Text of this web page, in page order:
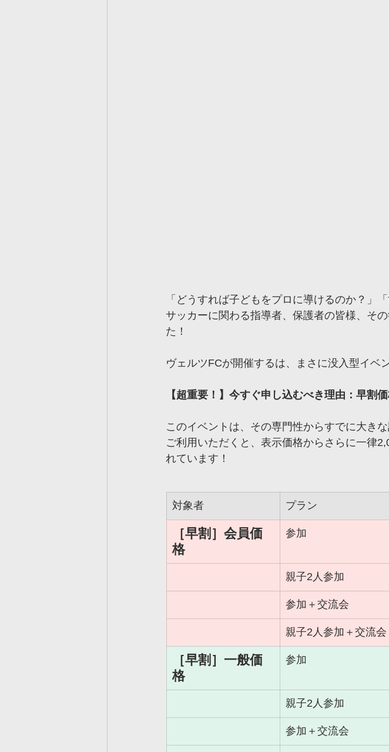
「どうすれば子どもをプロに導けるのか？」
サッカーに関わる指導者、保護者の皆様、そ
た！
ヴェルツFCが開催するは、まさに没入型イベ
【超重要！】今すぐ申し込むべき理由：早割
このイベントは、その専門性からすでに大き
ご利用いただくと、表示価格からさらに一律
れています！
対象者 プラン
［早割］会員価
格
参加
親子2人参加
参加＋交流会
親子2人参加＋交流会
［早割］一般価
格
参加
親子2人参加
参加＋交流会